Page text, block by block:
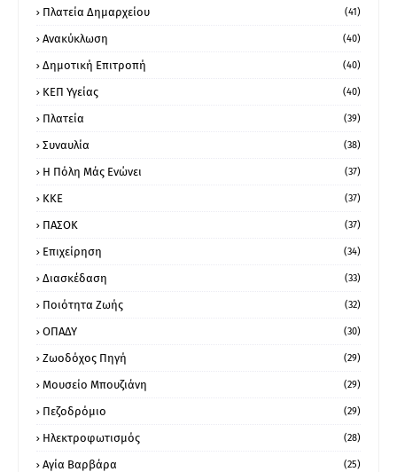
Πλατεία Δημαρχείου (41)
Ανακύκλωση (40)
Δημοτική Επιτροπή (40)
ΚΕΠ Υγείας (40)
Πλατεία (39)
Συναυλία (38)
Η Πόλη Μάς Ενώνει (37)
ΚΚΕ (37)
ΠΑΣΟΚ (37)
Επιχείρηση (34)
Διασκέδαση (33)
Ποιότητα Ζωής (32)
ΟΠΑΔΥ (30)
Ζωοδόχος Πηγή (29)
Μουσείο Μπουζιάνη (29)
Πεζοδρόμιο (29)
Ηλεκτροφωτισμός (28)
Αγία Βαρβάρα (25)